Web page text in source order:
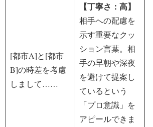
[都市A]と[都市
B]の時差を考慮
しまして……
【丁寧さ：高】
相手への配慮を
示す重要なクッ
ション言葉。相
手の早朝や深夜
を避けて提案し
ているという
「プロ意識」を
アピールできま